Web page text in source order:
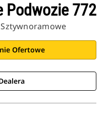
Podwozie 772
Ofertowe